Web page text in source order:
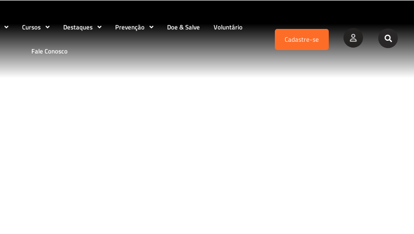
Cursos Destaques Prevenção Doe & Salve Voluntário
Fale Conosco
Cadastre-se